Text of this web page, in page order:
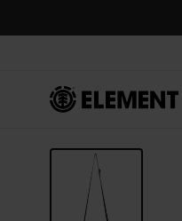
Produktinformation